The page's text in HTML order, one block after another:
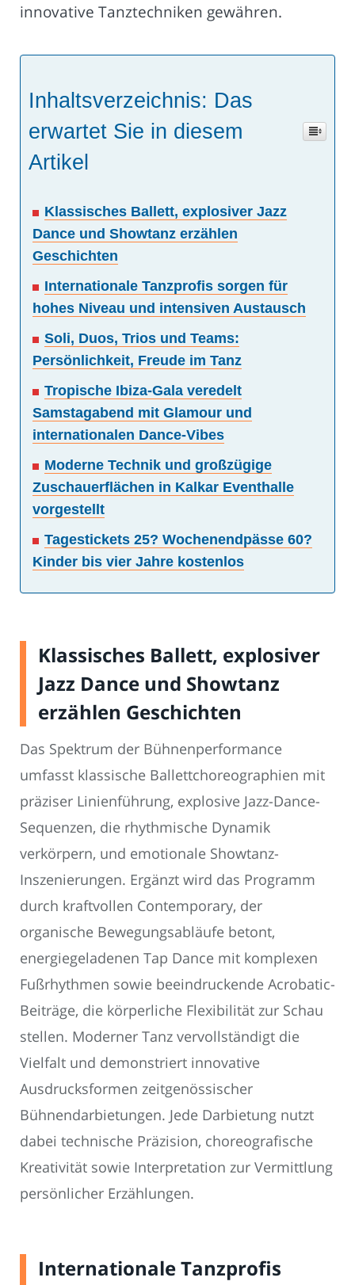
innovative Tanztechniken gewähren.
Inhaltsverzeichnis: Das
erwartet Sie in diesem
Artikel
Klassisches Ballett, explosiver Jazz
Dance und Showtanz erzählen
Geschichten
Internationale Tanzprofis sorgen für
hohes Niveau und intensiven Austausch
Soli, Duos, Trios und Teams:
Persönlichkeit, Freude im Tanz
Tropische Ibiza-Gala veredelt
Samstagabend mit Glamour und
internationalen Dance-Vibes
Moderne Technik und großzügige
Zuschauerflächen in Kalkar Eventhalle
vorgestellt
Tagestickets 25? Wochenendpässe 60?
Kinder bis vier Jahre kostenlos
Klassisches Ballett, explosiver
Jazz Dance und Showtanz
erzählen Geschichten
Das Spektrum der Bühnenperformance
umfasst klassische Ballettchoreographien mit
präziser Linienführung, explosive Jazz-Dance-
Sequenzen, die rhythmische Dynamik
verkörpern, und emotionale Showtanz-
Inszenierungen. Ergänzt wird das Programm
durch kraftvollen Contemporary, der
organische Bewegungsabläufe betont,
energiegeladenen Tap Dance mit komplexen
Fußrhythmen sowie beeindruckende Acrobatic-
Beiträge, die körperliche Flexibilität zur Schau
stellen. Moderner Tanz vervollständigt die
Vielfalt und demonstriert innovative
Ausdrucksformen zeitgenössischer
Bühnendarbietungen. Jede Darbietung nutzt
dabei technische Präzision, choreografische
Kreativität sowie Interpretation zur Vermittlung
persönlicher Erzählungen.
Internationale Tanzprofis